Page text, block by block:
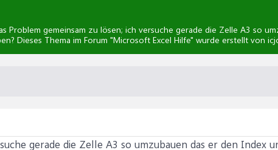
Problem gemeinsam zu lösen; ich versuche gerade die Zelle A3 so
Dieses Thema im Forum "Microsoft Excel Hilfe" wurde erstellt von
gerade die Zelle A3 so umzubauen das er den Index